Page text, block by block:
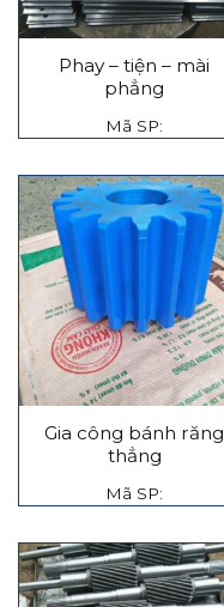
Phay – tiện – mài
phẳng
Mã SP:
Gia công bánh răng
thẳng
Mã SP: